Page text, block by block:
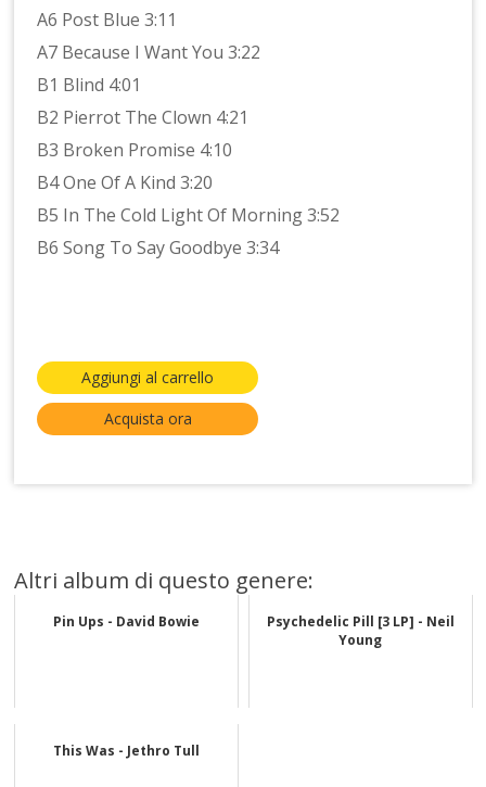
A6 Post Blue 3:11
A7 Because I Want You 3:22
B1 Blind 4:01
B2 Pierrot The Clown 4:21
B3 Broken Promise 4:10
B4 One Of A Kind 3:20
B5 In The Cold Light Of Morning 3:52
B6 Song To Say Goodbye 3:34
Aggiungi al carrello
Acquista ora
Altri album di questo genere:
Pin Ups - David Bowie
Psychedelic Pill [3 LP] - Neil
Young
This Was - Jethro Tull